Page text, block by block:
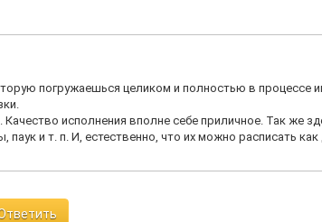
погружаешься целиком и полностью в процессе
исполнения вполне себе приличное. Так же
и т. п. И, естественно, что их можно расписать как